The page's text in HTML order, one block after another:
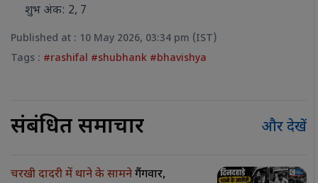
शुभ अंक: 2, 7
Published at : 10 May 2026, 03:34 pm (IST)
Tags : #rashifal #shubhank #bhavishya
संबंधित समाचार और देखें
चरखी दादरी में थाने के सामनेगैंगवार,